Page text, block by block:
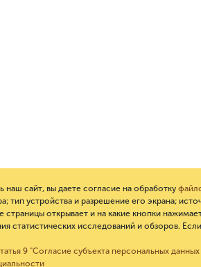
наш сайт, вы даете согласие на обработку
тип устройства и разрешение его экрана;
страницы открывает и на какие кнопки
статистических исследований и обзоров.
9 "Согласие субъекта персональных